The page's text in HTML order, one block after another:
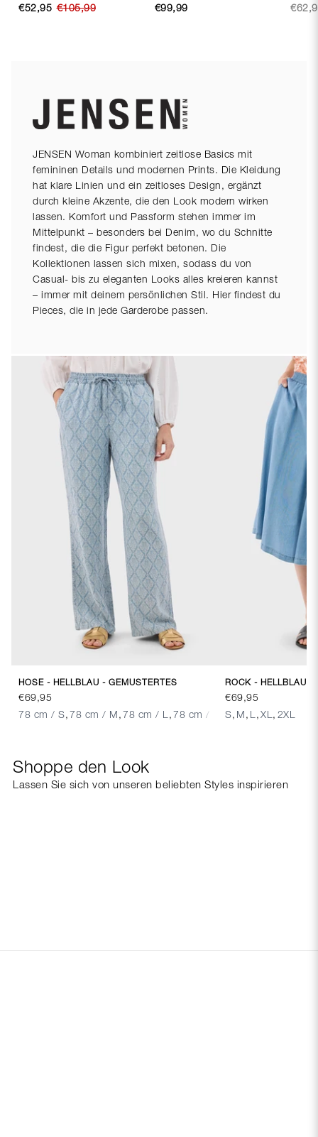
€52,95 €105,99 €99,99
JENSEN Woman kombiniert zeitlose Basics mit
femininen Details und modernen Prints. Die Kleidung
hat klare Linien und ein zeitloses Design, ergänzt
durch kleine Akzente, die den Look modern wirken
lassen. Komfort und Passform stehen immer im
Mittelpunkt – besonders bei Denim, wo du Schnitte
findest, die die Figur perfekt betonen. Die
Kollektionen lassen sich mixen, sodass du von
Casual- bis zu eleganten Looks alles kreieren kannst
– immer mit deinem persönlichen Stil. Hier findest du
Pieces, die in jede Garderobe passen.
HOSE - HELLBLAU - GEMUSTERTES
€69,95
78 cm / S,78 cm / M,78 cm / L ,78 cm / XL ,
€69,95
S, M, L ,XL , 2XL
Shoppe den Look
Lassen Sie sich von unseren beliebten Styles inspirieren